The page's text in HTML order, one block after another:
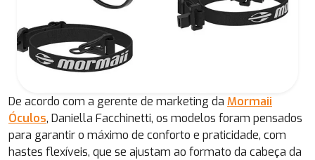
De acordo com a gerente de marketing da Mormaii
Óculos, Daniella Facchinetti, os modelos foram pensados
para garantir o máximo de conforto e praticidade, com
hastes flexíveis, que se ajustam ao formato da cabeça da